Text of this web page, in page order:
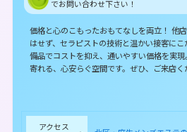
でお問い合わせ下さい！
価格と心のこもったおもてなしを両立！ 他
はせず、セラピストの技術と温かい接客に
備品でコストを抑え、通いやすい価格を実
寄れる、心安らぐ空間です。ぜひ、ご来店く
アクセス